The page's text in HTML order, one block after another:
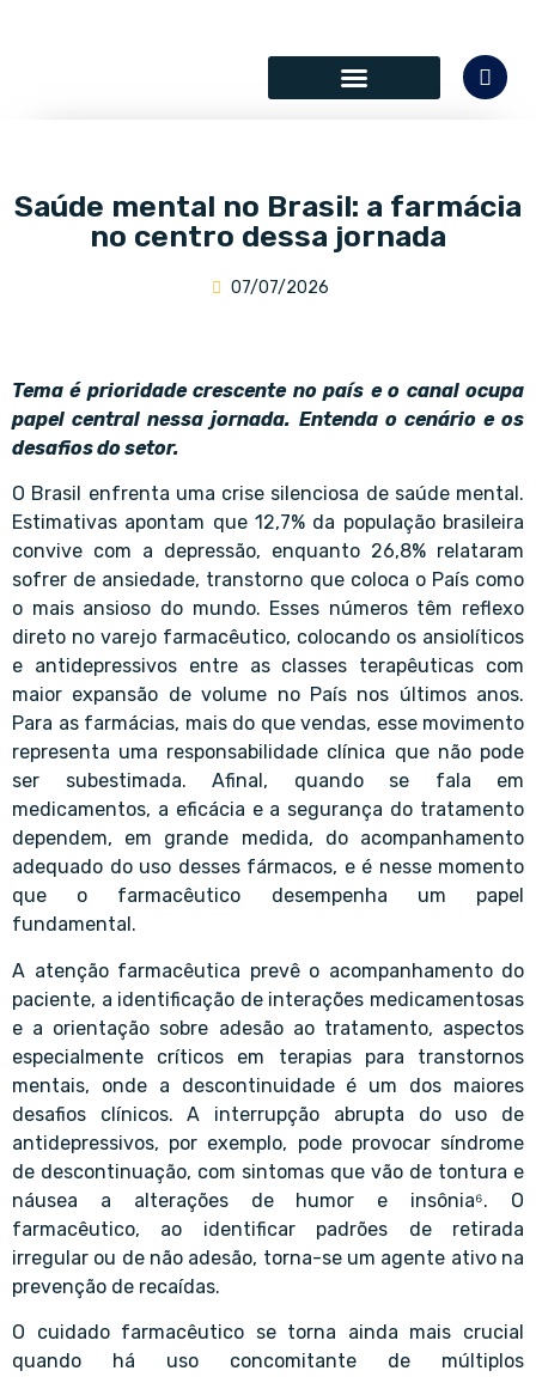
Saúde mental no Brasil: a farmácia
no centro dessa jornada
07/07/2026
Tema é prioridade crescente no país e o canal ocupa
papel central nessa jornada. Entenda o cenário e os
desafios do setor.
O Brasil enfrenta uma crise silenciosa de saúde mental.
Estimativas apontam que 12,7% da população brasileira
convive com a depressão, enquanto 26,8% relataram
sofrer de ansiedade, transtorno que coloca o País como
o mais ansioso do mundo. Esses números têm reflexo
direto no varejo farmacêutico, colocando os ansiolíticos
e antidepressivos entre as classes terapêuticas com
maior expansão de volume no País nos últimos anos.
Para as farmácias, mais do que vendas, esse movimento
representa uma responsabilidade clínica que não pode
ser subestimada. Afinal, quando se fala em
medicamentos, a eficácia e a segurança do tratamento
dependem, em grande medida, do acompanhamento
adequado do uso desses fármacos, e é nesse momento
que o farmacêutico desempenha um papel
fundamental.
A atenção farmacêutica prevê o acompanhamento do
paciente, a identificação de interações medicamentosas
e a orientação sobre adesão ao tratamento, aspectos
especialmente críticos em terapias para transtornos
mentais, onde a descontinuidade é um dos maiores
desafios clínicos. A interrupção abrupta do uso de
antidepressivos, por exemplo, pode provocar síndrome
de descontinuação, com sintomas que vão de tontura e
náusea a alterações de humor e insônia⁶. O
farmacêutico, ao identificar padrões de retirada
irregular ou de não adesão, torna-se um agente ativo na
prevenção de recaídas.
O cuidado farmacêutico se torna ainda mais crucial
quando há uso concomitante de múltiplos